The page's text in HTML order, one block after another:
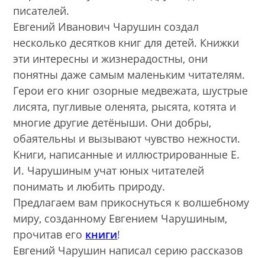
писателей.
Евгений Иванович Чарушин создал
несколько десятков книг для детей. Книжки
эти интересны и жизнерадостны, они
понятны даже самым маленьким читателям.
Герои его книг озорные медвежата, шустрые
лисята, пугливые оленята, рысята, котята и
многие другие детёныши. Они добры,
обаятельны и вызывают чувство нежности.
Книги, написанные и иллюстрированные Е.
И. Чарушиным учат юных читателей
понимать и любить природу.
Предлагаем вам прикоснуться к волшебному
миру, созданному Евгением Чарушиным,
прочитав его книги!
Евгений Чарушин написал серию рассказов